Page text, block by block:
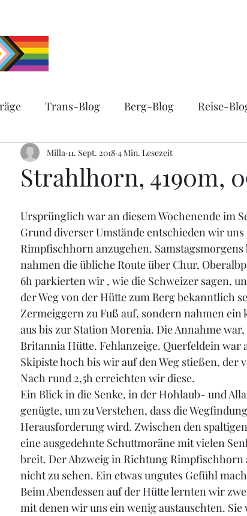
Trans-Blog Berg-Blog Reise-
Blog
Strahlhorn, 4190m,
Milla 11. Sept. 2018 4 Min. Lesezeit
Ursprünglich war an diesem Wochenende im
Grund diverser Umstände entschieden wir
Rimpfischhorn anzugehen.
nahmen die übliche Route über Chur,
6h parkierten wir , wie die Schweizer sagen,
der Weg von der Hütte zum Berg bekanntlich
Zermeiggern zu Fuß auf, sondern nahmen ein
aus bis zur Station Morenia. Die Annahme
Britannia Hütte. Fehlanzeige. Querfeldein war
Skipiste hoch bis wir auf den Weg stießen,
Nach rund 2,5h erreichten wir diese.
Ein Blick in die Senke, in der Hohlaub- und
genügte, um zu Verstehen, dass die
Herausforderung wird. Zwischen den
eine ausgedehnte Schuttmoräne mit vielen
breit. Der Abzweig in Richtung Rimpfischhorn
nicht zu sehen. Ein etwas ungutes Gefühl
Beim Abendessen auf der Hütte lernten wir
mit denen wir uns ein wenig austauschten.